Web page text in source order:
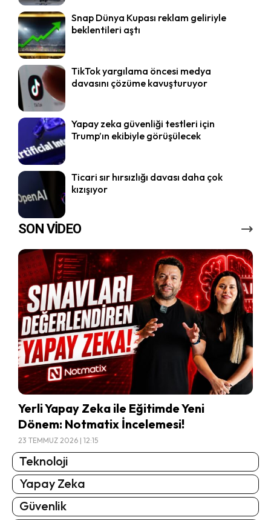
Snap Dünya Kupası reklam geliriyle
beklentileri aştı
TikTok yargılama öncesi medya
davasını çözüme kavuşturuyor
Yapay zeka güvenliği testleri için
Trump’ın ekibiyle görüşülecek
Ticari sır hırsızlığı davası daha çok
kızışıyor
SON VİDEO
Yerli Yapay Zeka ile Eğitimde Yeni
Dönem: Notmatix İncelemesi!
23 TEMMUZ 2026 | 12:15
Teknoloji
Yapay Zeka
Güvenlik